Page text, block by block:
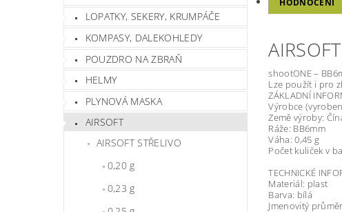
LOPATKY, SEKERY, KRUMPÁČE
KOMPASY, DALEKOHLEDY
POUZDRO NA ZBRAŇ
HELMY
PLYNOVÁ MASKA
AIRSOFT
AIRSOFT STŘELIVO
0,20 g
0,23 g
HODNOCENÍ
shootONE –
Lze použít i pro
ZÁKLADNÍ
Výrobce
Země výroby:
Ráže: BB6mm
Váha: 0,45 g
Počet kuliček v
TECHNICKÉ
Materiál: plast
Barva: bílá
Jmenovitý